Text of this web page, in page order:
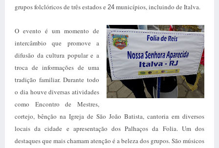
grupos folclóricos de três estados e 24 municípios, incluindo de Italva.
O evento é um momento de
intercâmbio que promove a
difusão da cultura popular e a
troca de informações de uma
tradição familiar. Durante todo
o dia houve diversas atividades
como Encontro de Mestres,
cortejo, bênção na Igreja de São João Batista, cantoria em diversos
locais da cidade e apresentação dos Palhaços da Folia. Um dos
destaques que mais chamam atenção é a beleza dos grupos. São músicos